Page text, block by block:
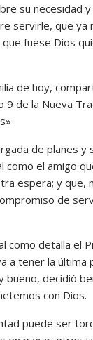
su necesidad
servirle, que
fuese Dios
de hoy,
de la Nueva
de planes y
como el amigo
espera; y que,
de
como detalla
a tener la
bueno, decidió
con Dios.
puede ser